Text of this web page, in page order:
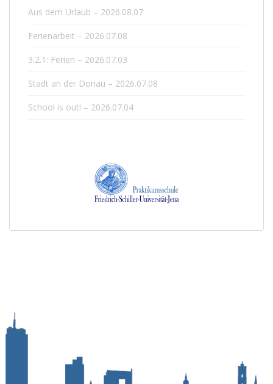
Aus dem Urlaub – 2026.08.07
Ferienarbeit – 2026.07.08
3.2.1: Ferien – 2026.07.03
Stadt an der Donau – 2026.07.08
School is out! – 2026.07.04